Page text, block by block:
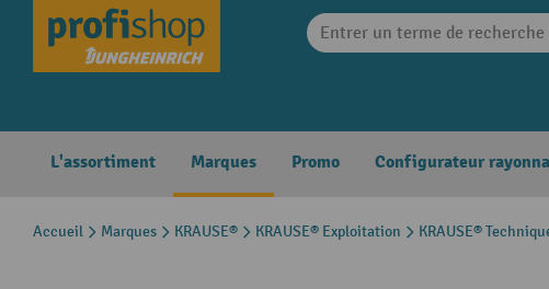
Skip to main navigation
L'assortiment Marques Promo Configurateur
Accueil Marques KRAUSE® KRAUSE® Exploitation KRAUSE®